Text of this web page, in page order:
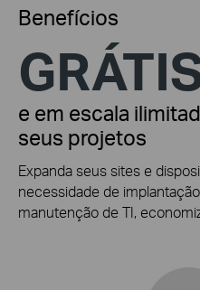
Benefícios
e em escala
seus projetos
Expanda seus sites e
necessidade de
manutenção de TI,